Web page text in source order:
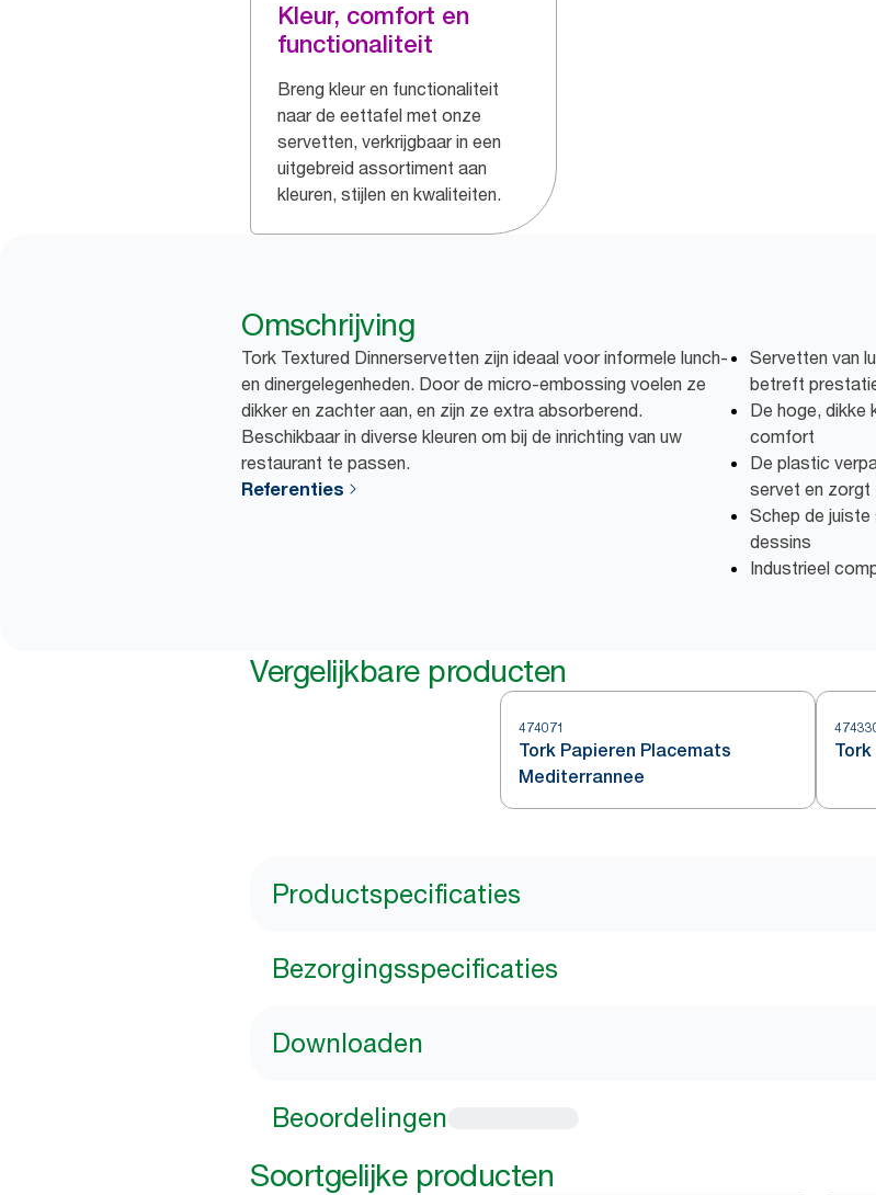
Kleur, comfort en
functionaliteit
Breng kleur en functionaliteit
naar de eettafel met onze
servetten, verkrijgbaar in een
uitgebreid assortiment aan
kleuren, stijlen en kwaliteiten.
Omschrijving
Tork Textured Dinnerservetten zijn ideaal voor informele lunch-
en dinergelegenheden. Door de micro-embossing voelen ze
dikker en zachter aan, en zijn ze extra absorberend.
Beschikbaar in diverse kleuren om bij de inrichting van uw
restaurant te passen.
Referenties
Servetten van
betreft
De hoge, dikke
comfort
De plastic
servet en zorgt
Schep de juiste
dessins
Industrieel
Vergelijkbare producten
474071
Tork Papieren Placemats
Mediterrannee
Productspecificaties
Bezorgingsspecificaties
Downloaden
Beoordelingen
Soortgelijke producten